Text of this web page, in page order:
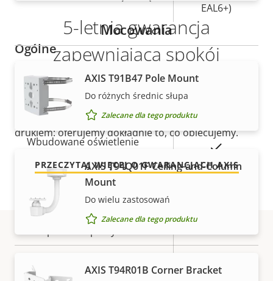
EAL6+)
Ogólne
Opis
nieruchomości
Wartość
nieruchomości
Zdalne ustawianie ostrości
Zdalny zoom
Wbudowane oświetlenie
Zasób lokalny (gniazdo karty
pamięci)
Temperatura pracy -40 to 60 °C
Mocowania
AXIS T91B47 Pole Mount
Do różnych średnic słupa
Zalecane dla tego produktu
AXIS T94Q01F Ceiling-and-Column
Mount
Do wielu zastosowań
Zalecane dla tego produktu
AXIS T94R01B Corner Bracket
5-letnia gwarancja
zapewniająca spokój
Nasza nowa 5-letnia gwarancja zapewnia lata
bezproblemowego użytkowania i kontrolę nad
kosztami. Nie ma żadnych zapisów drobnym
drukiem: oferujemy dokładnie to, co obiecujemy.
PRZECZYTAJ WIĘCEJ O GWARANCJACH AXIS
Numery części